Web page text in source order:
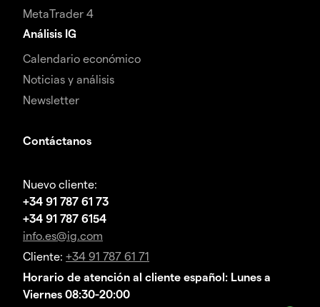
MetaTrader 4
Análisis IG
Calendario económico
Noticias y análisis
Newsletter
Contáctanos
Nuevo cliente:
+34 91 787 61 73
+34 91 787 6154
info.es@ig.com
Cliente: +34 91 787 61 71
Horario de atención al cliente español: Lunes a
Viernes 08:30-20:00